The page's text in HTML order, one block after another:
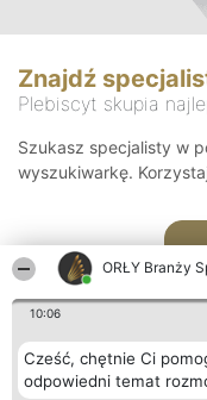
ORŁY Branży
10:06
Cześć, chętnie Ci
odpowiedni temat
Znajdź
Plebiscyt skupia
Szukasz specjalisty w
wyszukiwarkę.